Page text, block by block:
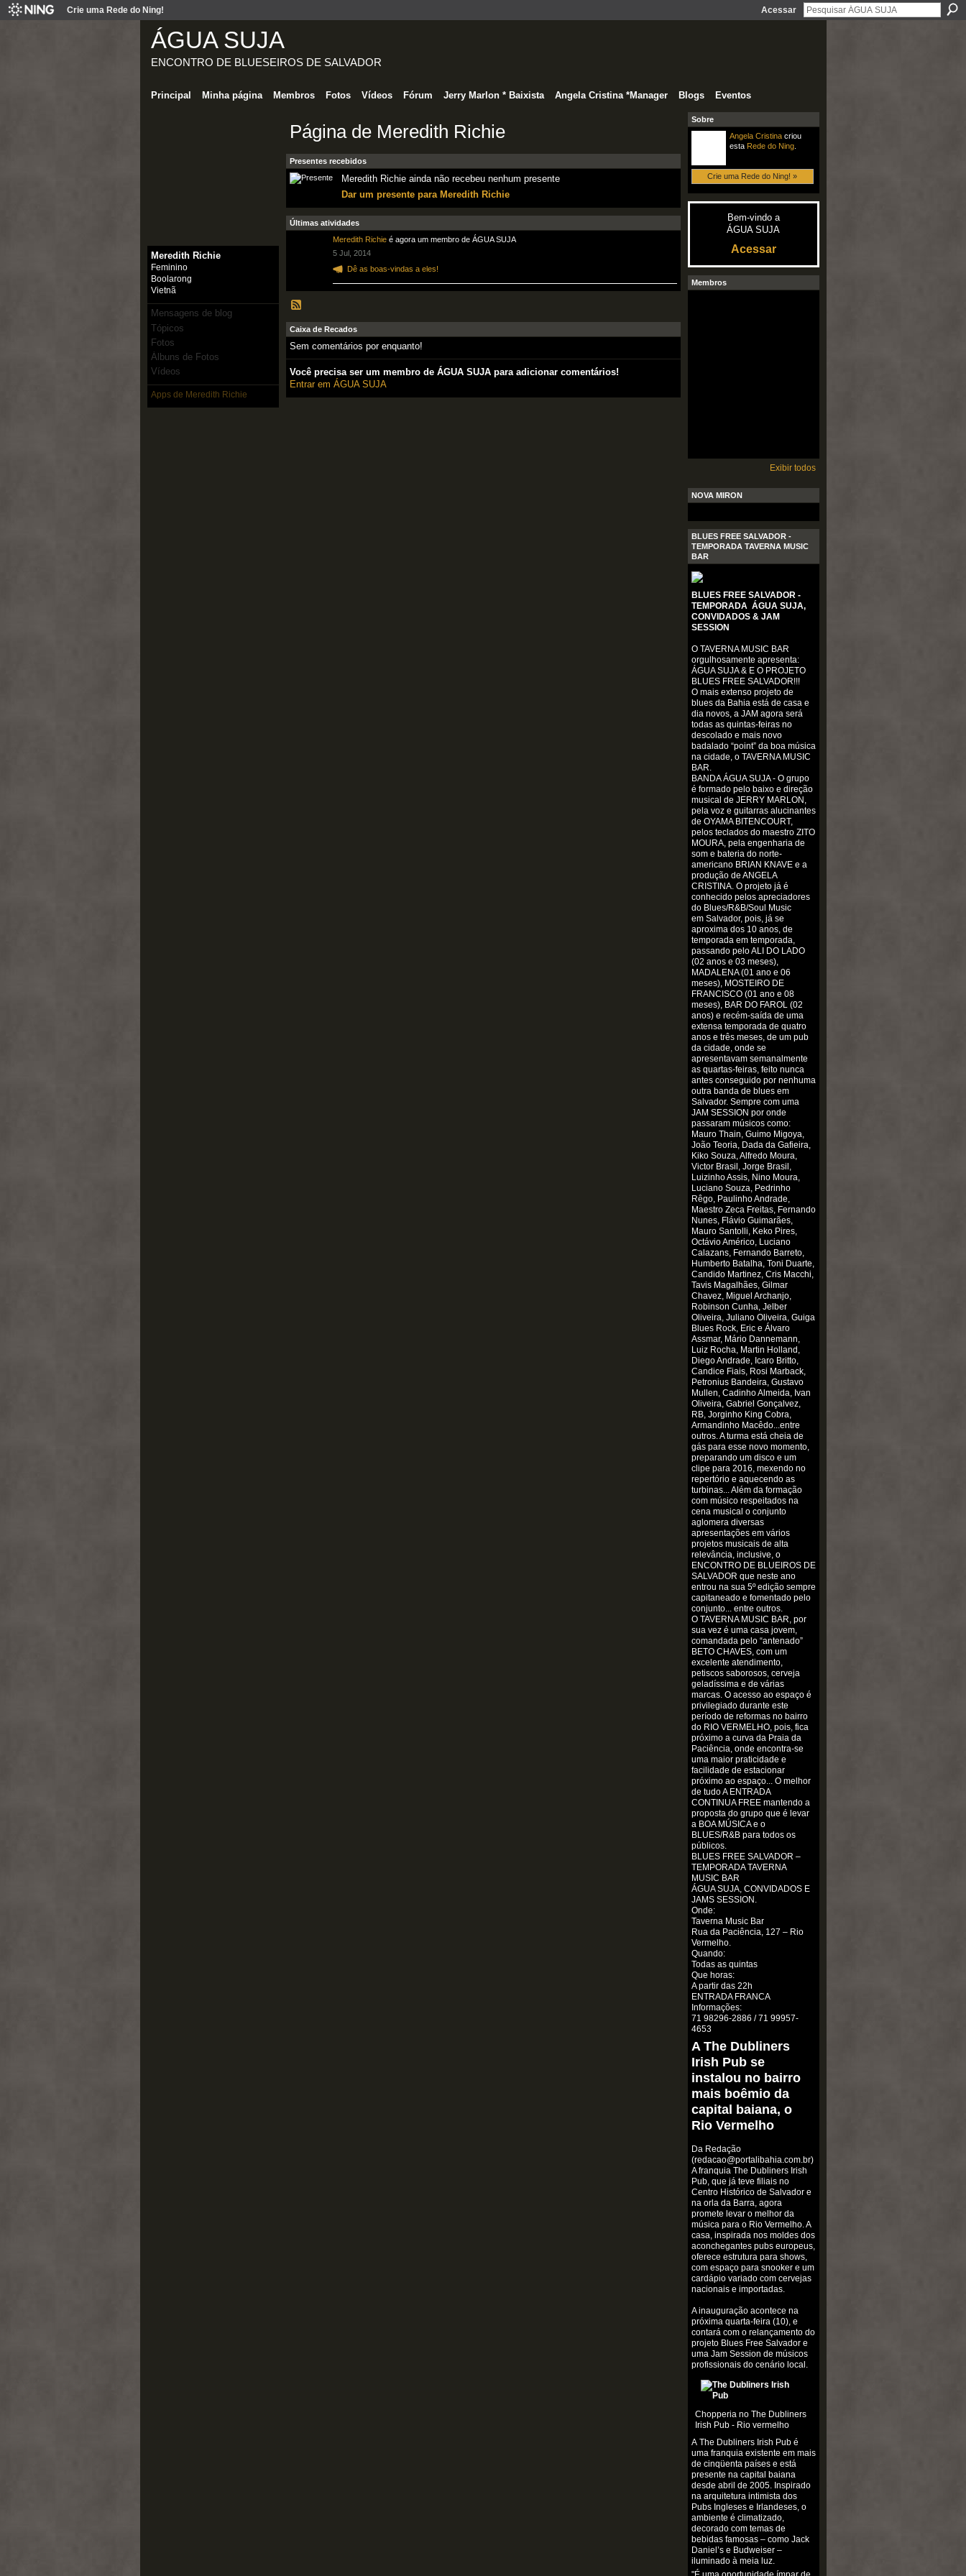
Crie uma Rede do Ning! Acessar
ÁGUA SUJA
ENCONTRO DE BLUESEIROS DE SALVADOR
Principal Minha página Membros Fotos Vídeos Fórum Jerry Marlon * Baixista Angela Cristina *Manager Blogs Eventos
Meredith Richie
Feminino
Boolarong
Vietnã
Mensagens de blog
Tópicos
Fotos
Álbuns de Fotos
Vídeos
Apps de Meredith Richie
Página de Meredith Richie
Presentes recebidos
Meredith Richie ainda não recebeu nenhum presente
Dar um presente para Meredith Richie
Últimas atividades
Meredith Richieé agora um membro de ÁGUA SUJA
5 Jul, 2014
Dê as boas-vindas a eles!
Caixa de Recados
Sem comentários por enquanto!
Você precisa ser um membro de ÁGUA SUJA para adicionar comentários!
Entrar em ÁGUA SUJA
Sobre
Angela Cristinacriou
esta Rede do Ning.
Crie uma Rede do Ning! »
Bem-vindo a
ÁGUA SUJA
Acessar
Membros
Exibir todos
NOVA MIRON
BLUES FREE SALVADOR -
TEMPORADA TAVERNA MUSIC
BAR
BLUES FREE SALVADOR -
TEMPORADA ÁGUA SUJA,
CONVIDADOS & JAM
SESSION
O TAVERNA MUSIC BAR
orgulhosamente apresenta:
ÁGUA SUJA & E O PROJETO
BLUES FREE SALVADOR!!!
O mais extenso projeto de
blues da Bahia está de casa e
dia novos, a JAM agora será
todas as quintas-feiras no
descolado e mais novo
badalado “point” da boa música
na cidade, o TAVERNA MUSIC
BAR.
BANDA ÁGUA SUJA - O grupo
é formado pelo baixo e direção
musical de JERRY MARLON,
pela voz e guitarras alucinantes
de OYAMA BITENCOURT,
pelos teclados do maestro ZITO
MOURA, pela engenharia de
som e bateria do norte-
americano BRIAN KNAVE e a
produção de ANGELA
CRISTINA. O projeto já é
conhecido pelos apreciadores
do Blues/R&B/Soul Music
em Salvador, pois, já se
aproxima dos 10 anos, de
temporada em temporada,
passando pelo ALI DO LADO
(02 anos e 03 meses),
MADALENA (01 ano e 06
meses), MOSTEIRO DE
FRANCISCO (01 ano e 08
meses), BAR DO FAROL (02
anos) e recém-saída de uma
extensa temporada de quatro
anos e três meses, de um pub
da cidade, onde se
apresentavam semanalmente
as quartas-feiras, feito nunca
antes conseguido por nenhuma
outra banda de blues em
Salvador. Sempre com uma
JAM SESSION por onde
passaram músicos como:
Mauro Thain, Guimo Migoya,
João Teoria, Dada da Gafieira,
Kiko Souza, Alfredo Moura,
Victor Brasil, Jorge Brasil,
Luizinho Assis, Nino Moura,
Luciano Souza, Pedrinho
Rêgo, Paulinho Andrade,
Maestro Zeca Freitas, Fernando
Nunes, Flávio Guimarães,
Mauro Santolli, Keko Pires,
Octávio Américo, Luciano
Calazans, Fernando Barreto,
Humberto Batalha, Toni Duarte,
Candido Martinez, Cris Macchi,
Tavis Magalhães, Gilmar
Chavez, Miguel Archanjo,
Robinson Cunha, Jelber
Oliveira, Juliano Oliveira, Guiga
Blues Rock, Eric e Álvaro
Assmar, Mário Dannemann,
Luiz Rocha, Martin Holland,
Diego Andrade, Icaro Britto,
Candice Fiais, Rosi Marback,
Petronius Bandeira, Gustavo
Mullen, Cadinho Almeida, Ivan
Oliveira, Gabriel Gonçalvez,
RB, Jorginho King Cobra,
Armandinho Macêdo...entre
outros. A turma está cheia de
gás para esse novo momento,
preparando um disco e um
clipe para 2016, mexendo no
repertório e aquecendo as
turbinas... Além da formação
com músico respeitados na
cena musical o conjunto
aglomera diversas
apresentações em vários
projetos musicais de alta
relevância, inclusive, o
ENCONTRO DE BLUEIROS DE
SALVADOR que neste ano
entrou na sua 5º edição sempre
capitaneado e fomentado pelo
conjunto... entre outros.
O TAVERNA MUSIC BAR, por
sua vez é uma casa jovem,
comandada pelo “antenado”
BETO CHAVES, com um
excelente atendimento,
petiscos saborosos, cerveja
geladíssima e de várias
marcas. O acesso ao espaço é
privilegiado durante este
período de reformas no bairro
do RIO VERMELHO, pois, fica
próximo a curva da Praia da
Paciência, onde encontra-se
uma maior praticidade e
facilidade de estacionar
próximo ao espaço... O melhor
de tudo A ENTRADA
CONTINUA FREE mantendo a
proposta do grupo que é levar
a BOA MÚSICA e o
BLUES/R&B para todos os
públicos.
BLUES FREE SALVADOR –
TEMPORADA TAVERNA
MUSIC BAR
ÁGUA SUJA, CONVIDADOS E
JAMS SESSION.
Onde:
Taverna Music Bar
Rua da Paciência, 127 – Rio
Vermelho.
Quando:
Todas as quintas
Que horas:
A partir das 22h
ENTRADA FRANCA
Informações:
71 98296-2886 / 71 99957-
4653
A The Dubliners
Irish Pub se
instalou no bairro
mais boêmio da
capital baiana, o
Rio Vermelho
Da Redação
(redacao@portalibahia.com.br)
A franquia The Dubliners Irish
Pub, que já teve filiais no
Centro Histórico de Salvador e
na orla da Barra, agora
promete levar o melhor da
música para o Rio Vermelho. A
casa, inspirada nos moldes dos
aconchegantes pubs europeus,
oferece estrutura para shows,
com espaço para snooker e um
cardápio variado com cervejas
nacionais e importadas.
A inauguração acontece na
próxima quarta-feira (10), e
contará com o relançamento do
projeto Blues Free Salvador e
uma Jam Session de músicos
profissionais do cenário local.
Chopperia no The Dubliners
Irish Pub - Rio vermelho
A The Dubliners Irish Pub é
uma franquia existente em mais
de cinqüenta países e está
presente na capital baiana
desde abril de 2005. Inspirado
na arquitetura intimista dos
Pubs Ingleses e Irlandeses, o
ambiente é climatizado,
decorado com temas de
bebidas famosas – como Jack
Daniel’s e Budweiser –
iluminado à meia luz.